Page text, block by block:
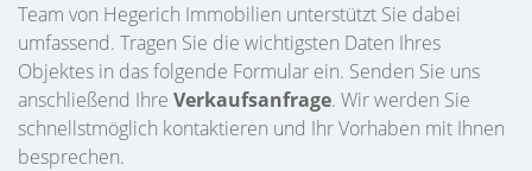
Team von Hegerich Immobilien unterstützt Sie dabei
umfassend. Tragen Sie die wichtigsten Daten Ihres
Objektes in das folgende Formular ein. Senden Sie uns
anschließend Ihre Verkaufsanfrage. Wir werden Sie
schnellstmöglich kontaktieren und Ihr Vorhaben mit Ihnen
besprechen.